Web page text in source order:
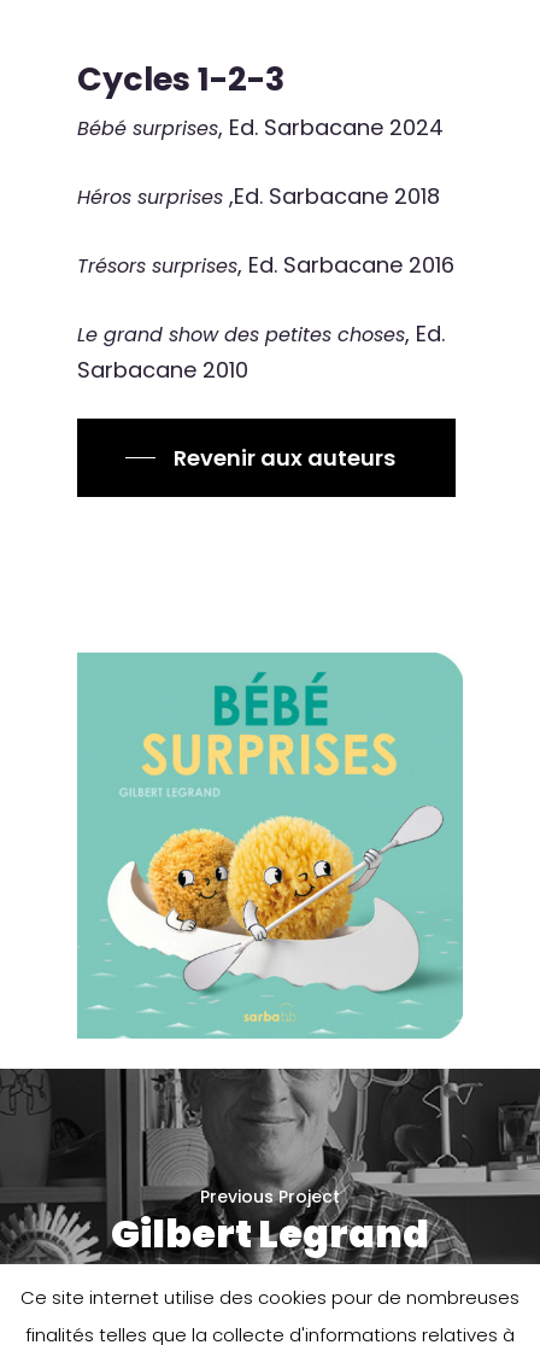
Cycles 1-2-3
Bébé surprises, Ed. Sarbacane 2024
Héros surprises ,Ed. Sarbacane 2018
Trésors surprises, Ed. Sarbacane 2016
Le grand show des petites choses, Ed.
Sarbacane 2010
Revenir aux auteurs
Previous Project
Gilbert Legrand
Ce site internet utilise des cookies pour de nombreuses
finalités telles que la collecte d'informations relatives à